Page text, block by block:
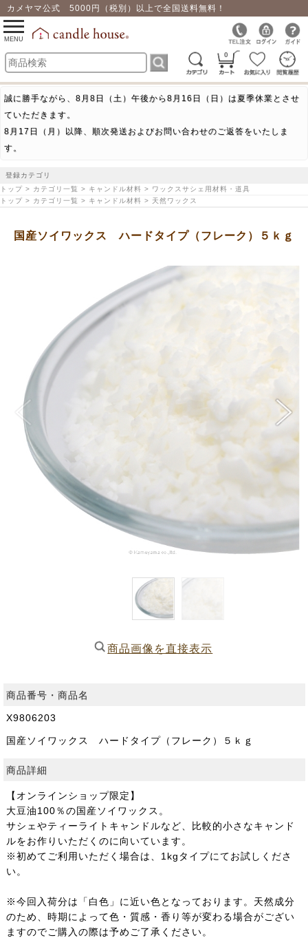
カメヤマ公式 5000円（税別）以上で全国送料無料！
0
toggle
navigation
MENU
誠に勝手ながら、8月8日（土）午後から8月16日（日）は夏季休業とさせ
ていただきます。
8月17日（月）以降、順次発送およびお問い合わせのご返答をいたしま
す。
登録カテゴリ
トップ > カテゴリ一覧 > キャンドル材料 > ワックスサシェ用材料・道具
トップ > カテゴリ一覧 > キャンドル材料 > 天然ワックス
国産ソイワックス ハードタイプ（フレーク）５ｋｇ
商品画像を直接表示
商品番号・商品名
X9806203
国産ソイワックス ハードタイプ（フレーク）５ｋｇ
商品詳細
【オンラインショップ限定】
大豆油100％の国産ソイワックス。
サシェやティーライトキャンドルなど、比較的小さなキャンド
ルをお作りいただくのに向いています。
※初めてご利用いただく場合は、1kgタイプにてお試しくださ
い。
※今回入荷分は「白色」に近い色となっております。天然成分
のため、時期によって色・質感・香り等が変わる場合がござい
ますのでご購入の際は予めご了承ください。